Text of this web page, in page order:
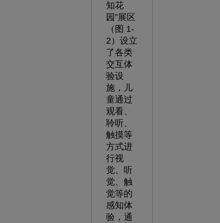
知花
园”展区
（图 1-
2）设立
了各类
交互体
验设
施，儿
童通过
观看、
聆听、
触摸等
方式进
行视
觉、听
觉、触
觉等的
感知体
验，通